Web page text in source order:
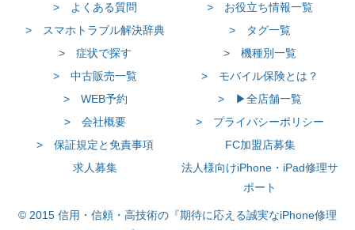
> よくある質問
> お役立ち情報一覧
> スマホトラブル解決辞典
> タグ一覧
> 症状で探す
> 機種別一覧
> 中古販売一覧
> モバイル保険とは？
> WEB予約
> ▶全店舗一覧
> 会社概要
> プライバシーポリシー
> 保証規定と免責事項
FC加盟店募集
求人募集
法人様向けiPhone・iPad修理サ
ポート
© 2015 信用・信頼・高技術の『期待に応える誠実なiPhone修理